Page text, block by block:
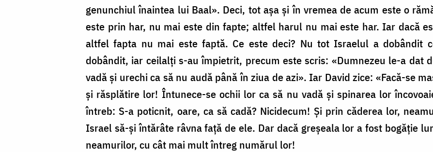
genunchiul înaintea lui Baal». Deci, tot așa și în vremea de acum este o
este prin har, nu mai este din fapte; altfel harul nu mai este har. Iar dacă
altfel fapta nu mai este faptă. Ce este deci? Nu tot Israelul a dobândit
dobândit, iar ceilalți s-au împietrit, precum este scris: «Dumnezeu le-a dat
vadă și urechi ca să nu audă până în ziua de azi». Iar David zice: «Facă-se
și răsplătire lor! Întunece-se ochii lor ca să nu vadă și spinarea lor
întreb: S-a poticnit, oare, ca să cadă? Nicidecum! Și prin căderea lor,
Israel să-și întărâte râvna față de ele. Dar dacă greșeala lor a fost bogăție
neamurilor, cu cât mai mult întreg numărul lor!